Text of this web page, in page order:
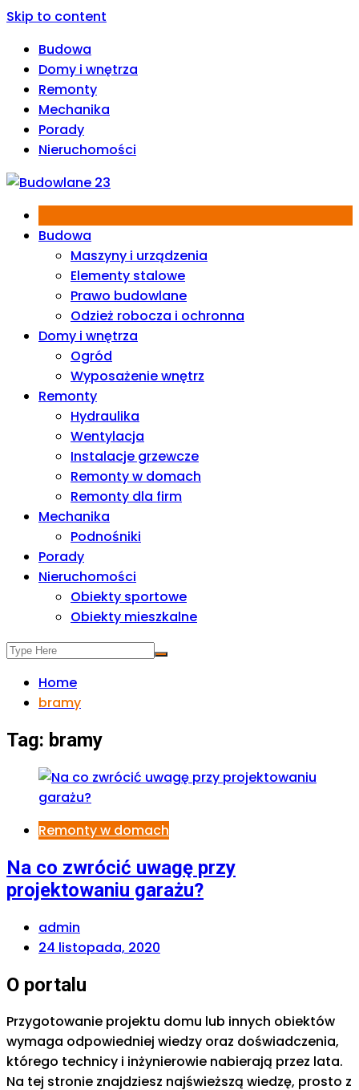
Skip to content
Budowa
Domy i wnętrza
Remonty
Mechanika
Porady
Nieruchomości
Budowa
Maszyny i urządzenia
Elementy stalowe
Prawo budowlane
Odzież robocza i ochronna
Domy i wnętrza
Ogród
Wyposażenie wnętrz
Remonty
Hydraulika
Wentylacja
Instalacje grzewcze
Remonty w domach
Remonty dla firm
Mechanika
Podnośniki
Porady
Nieruchomości
Obiekty sportowe
Obiekty mieszkalne
Home
bramy
Tag: bramy
Remonty w domach
Na co zwrócić uwagę przy
projektowaniu garażu?
admin
24 listopada, 2020
O portalu
Przygotowanie projektu domu lub innych obiektów
wymaga odpowiedniej wiedzy oraz doświadczenia,
którego technicy i inżynierowie nabierają przez lata.
Na tej stronie znajdziesz najświeższą wiedzę, prosto z